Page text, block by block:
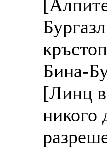
Бина-
[Линц в
никого